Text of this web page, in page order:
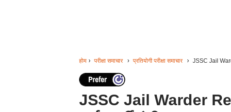
होम परीक्षा समाचार प्रतियोगी परीक्षा समाचार JSSC Jail
JSSC Jail Warder